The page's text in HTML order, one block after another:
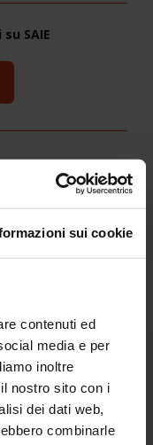
sui cookie
contenuti ed
media e per
inoltre
nostro sito con i
dei dati web,
combinarle
SAIE
e Senaf per
2018